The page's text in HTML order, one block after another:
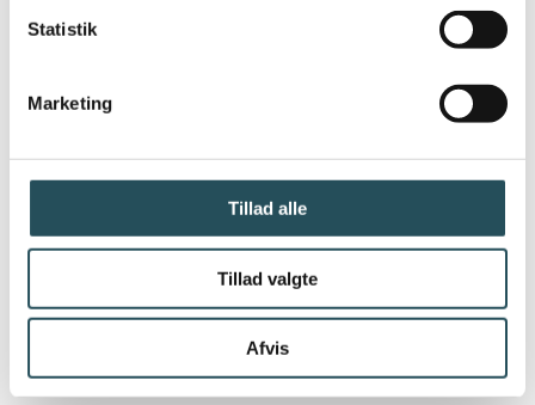
Statistik
Marketing
Tillad alle
Tillad valgte
Afvis